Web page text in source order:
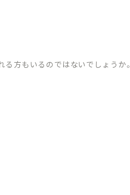
方もいるのではないでしょうか。